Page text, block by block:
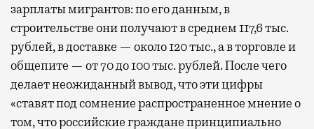
зарплаты мигрантов: по его данным, в
строительстве они получают в среднем 117,6 тыс.
рублей, в доставке — около 120 тыс., а в торговле и
общепите — от 70 до 100 тыс. рублей. После чего
делает неожиданный вывод, что эти цифры
«ставят под сомнение распространенное мнение о
том, что российские граждане принципиально